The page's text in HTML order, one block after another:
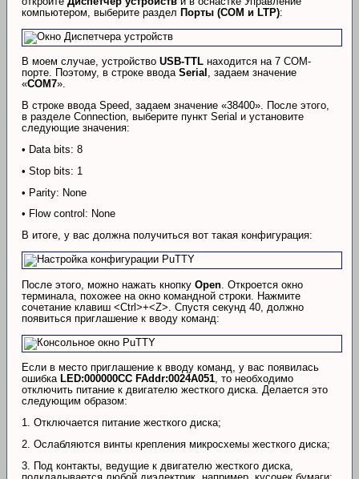
компьютером, выберите раздел Порты (COM и LTP):
В моем случае, устройство USB-TTL находится на 7 COM-
порте. Поэтому, в строке ввода Serial , задаем значение
«COM7».
В строке ввода Speed, задаем значение «38400». После этого,
в разделе Connection, выберите пункт Serial и установите
следующие значения:
• Data bits: 8
• Stop bits: 1
• Parity: None
• Flow control: None
В итоге, у вас должна получиться вот такая конфигурация:
После этого, можно нажать кнопку Open . Откроется окно
терминала, похожее на окно командной строки. Нажмите
сочетание клавиш <Ctrl>+<Z>. Спустя секунд 40, должно
появиться приглашение к вводу команд:
Если в место приглашение к вводу команд, у вас появилась
ошибка LED:000000CC FAddr:0024A051, то необходимо
отключить питание к двигателю жесткого диска. Делается это
следующим образом:
1. Отключается питание жесткого диска;
2. Ослабляются винты крепления микросхемы жесткого диска;
3. Под контакты, ведущие к двигателю жесткого диска,